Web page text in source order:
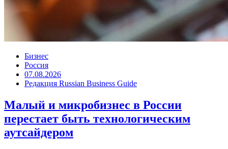
Бизнес
Россия
07.08.2026
Редакция Russian Business Guide
Малый и микробизнес в России
перестает быть технологическим
аутсайдером